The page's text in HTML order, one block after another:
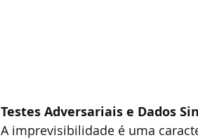
Testes Adversariais e Dados
A imprevisibilidade é uma